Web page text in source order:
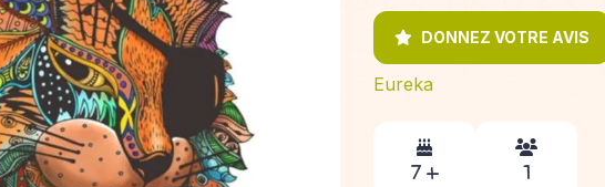
DONNEZ VOTRE AVIS
Eureka
7 + 1